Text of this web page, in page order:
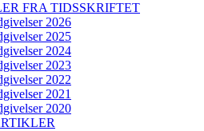
FRA TIDSSKRIFTET
2026
2025
2024
2023
2022
2021
2020